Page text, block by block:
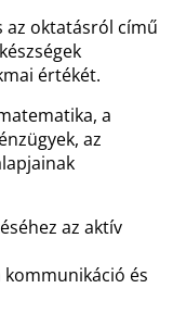
az oktatásról című
értékét.
a
az
az aktív
és